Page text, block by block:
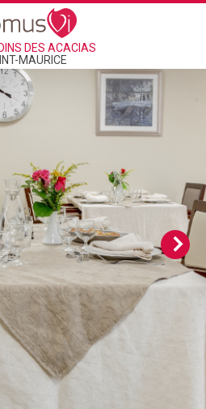
DES ACACIAS
MAURICE